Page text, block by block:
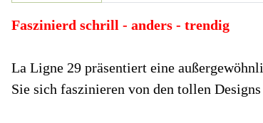
Faszinierd schrill - anders - trendig
La Ligne 29 präsentiert eine
Sie sich faszinieren von den tollen